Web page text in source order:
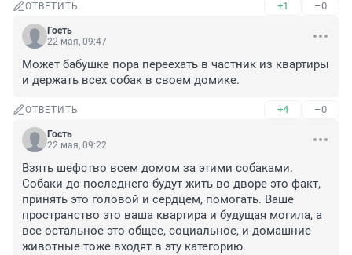
ОТВЕТИТЬ +1 –0
Гость
22 мая, 09:47
Может бабушке пора переехать в частник из квартиры
и держать всех собак в своем домике.
ОТВЕТИТЬ +4 –0
Гость
22 мая, 09:22
Взять шефство всем домом за этими собаками.
Собаки до последнего будут жить во дворе это факт,
принять это головой и сердцем, помогать. Ваше
пространство это ваша квартира и будущая могила, а
все остальное это общее, социальное, и домашние
животные тоже входят в эту категорию.